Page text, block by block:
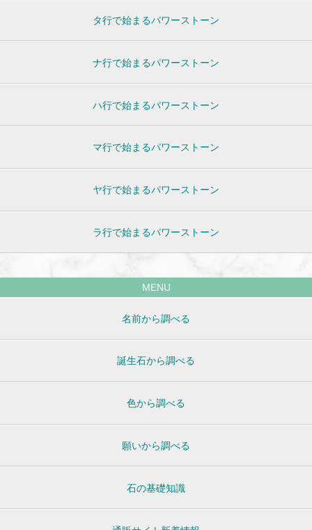
タ行で始まるパワーストーン
ナ行で始まるパワーストーン
ハ行で始まるパワーストーン
マ行で始まるパワーストーン
ヤ行で始まるパワーストーン
ラ行で始まるパワーストーン
MENU
名前から調べる
誕生石から調べる
色から調べる
願いから調べる
石の基礎知識